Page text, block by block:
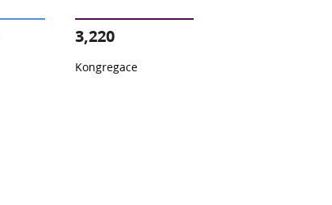
3,220
Kongregace